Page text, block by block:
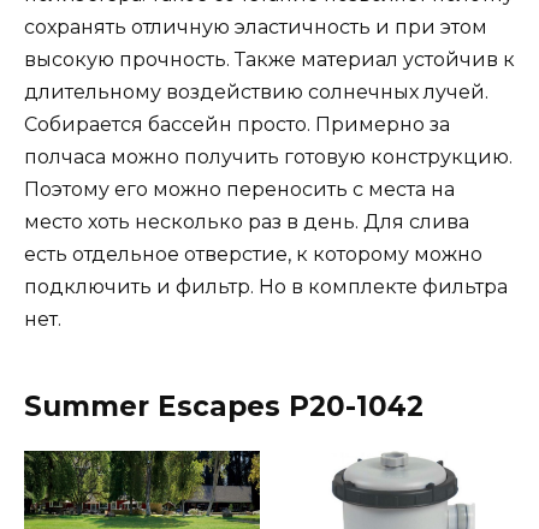
сохранять отличную эластичность и при этом
высокую прочность. Также материал устойчив к
длительному воздействию солнечных лучей.
Собирается бассейн просто. Примерно за
полчаса можно получить готовую конструкцию.
Поэтому его можно переносить с места на
место хоть несколько раз в день. Для слива
есть отдельное отверстие, к которому можно
подключить и фильтр. Но в комплекте фильтра
нет.
Summer Escapes P20-1042